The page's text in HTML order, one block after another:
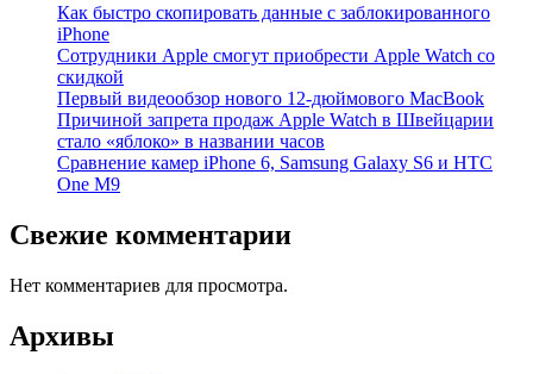
Как быстро скопировать данные с заблокированного
iPhone
Сотрудники Apple смогут приобрести Apple Watch со
скидкой
Первый видеообзор нового 12-дюймового MacBook
Причиной запрета продаж Apple Watch в Швейцарии
стало «яблоко» в названии часов
Cравнение камер iPhone 6, Samsung Galaxy S6 и HTC
One M9
Свежие комментарии
Нет комментариев для просмотра.
Архивы